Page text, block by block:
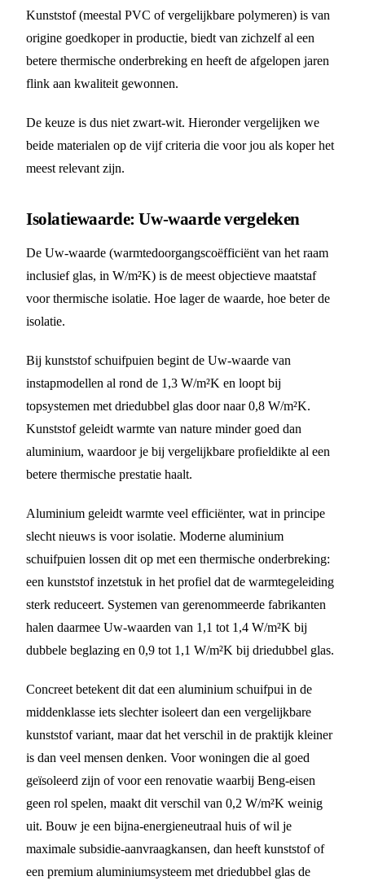
Kunststof (meestal PVC of vergelijkbare polymeren) is van
origine goedkoper in productie, biedt van zichzelf al een
betere thermische onderbreking en heeft de afgelopen jaren
flink aan kwaliteit gewonnen.
De keuze is dus niet zwart-wit. Hieronder vergelijken we
beide materialen op de vijf criteria die voor jou als koper het
meest relevant zijn.
Isolatiewaarde: Uw-waarde vergeleken
De Uw-waarde (warmtedoorgangscoëfficiënt van het raam
inclusief glas, in W/m²K) is de meest objectieve maatstaf
voor thermische isolatie. Hoe lager de waarde, hoe beter de
isolatie.
Bij kunststof schuifpuien begint de Uw-waarde van
instapmodellen al rond de 1,3 W/m²K en loopt bij
topsystemen met driedubbel glas door naar 0,8 W/m²K.
Kunststof geleidt warmte van nature minder goed dan
aluminium, waardoor je bij vergelijkbare profieldikte al een
betere thermische prestatie haalt.
Aluminium geleidt warmte veel efficiënter, wat in principe
slecht nieuws is voor isolatie. Moderne aluminium
schuifpuien lossen dit op met een thermische onderbreking:
een kunststof inzetstuk in het profiel dat de warmtegeleiding
sterk reduceert. Systemen van gerenommeerde fabrikanten
halen daarmee Uw-waarden van 1,1 tot 1,4 W/m²K bij
dubbele beglazing en 0,9 tot 1,1 W/m²K bij driedubbel glas.
Concreet betekent dit dat een aluminium schuifpui in de
middenklasse iets slechter isoleert dan een vergelijkbare
kunststof variant, maar dat het verschil in de praktijk kleiner
is dan veel mensen denken. Voor woningen die al goed
geïsoleerd zijn of voor een renovatie waarbij Beng-eisen
geen rol spelen, maakt dit verschil van 0,2 W/m²K weinig
uit. Bouw je een bijna-energieneutraal huis of wil je
maximale subsidie-aanvraagkansen, dan heeft kunststof of
een premium aluminiumsysteem met driedubbel glas de